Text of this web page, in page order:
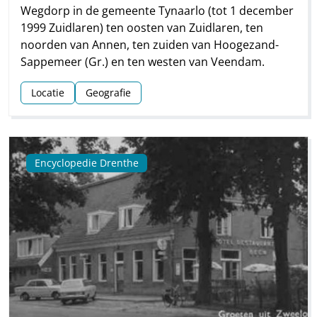
Wegdorp in de gemeente Tynaarlo (tot 1 december
1999 Zuidlaren) ten oosten van Zuidlaren, ten
noorden van Annen, ten zuiden van Hoogezand-
Sappemeer (Gr.) en ten westen van Veendam.
Locatie Geografie
Encyclopedie Drenthe